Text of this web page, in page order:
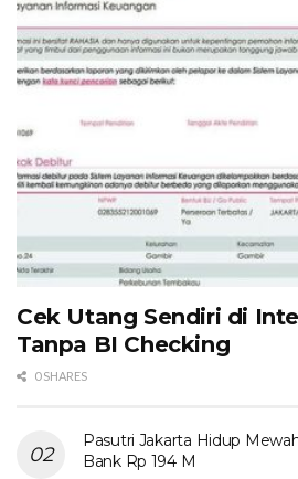
Cek Utang Sendiri di
Tanpa BI Checking
0 SHARES
Pasutri Jakarta Hidup
Bank Rp 194 M